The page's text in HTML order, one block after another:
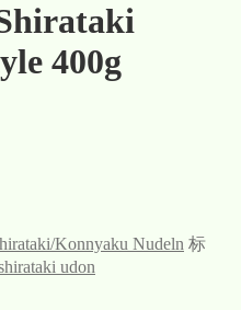
400g
Konnyaku Nudeln 标
udon